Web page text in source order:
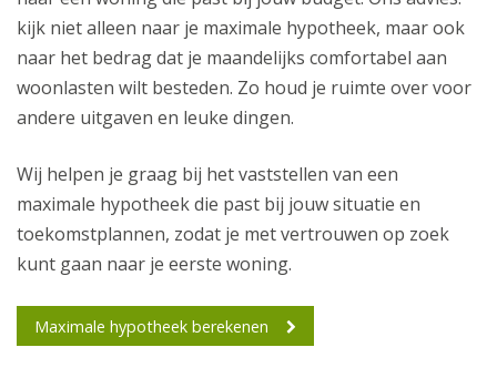
kijk niet alleen naar je maximale hypotheek, maar ook
naar het bedrag dat je maandelijks comfortabel aan
woonlasten wilt besteden. Zo houd je ruimte over voor
andere uitgaven en leuke dingen.
Wij helpen je graag bij het vaststellen van een
maximale hypotheek die past bij jouw situatie en
toekomstplannen, zodat je met vertrouwen op zoek
kunt gaan naar je eerste woning.
Maximale hypotheek berekenen